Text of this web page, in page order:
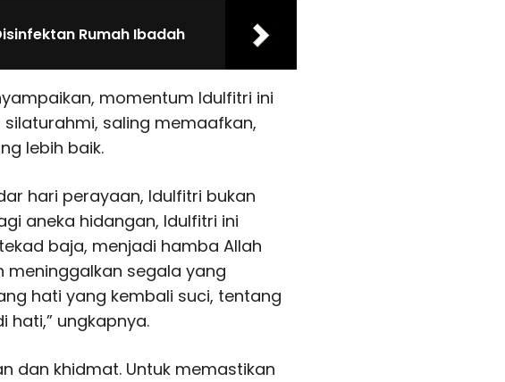
Rumah Ibadah
momentum Idulfitri ini
saling memaafkan,
lebih baik.
hari perayaan, Idulfitri bukan
aneka hidangan, Idulfitri ini
baja, menjadi hamba Allah
segala yang
hati yang kembali suci, tentang
hati,” ungkapnya.
dan khidmat. Untuk memastikan